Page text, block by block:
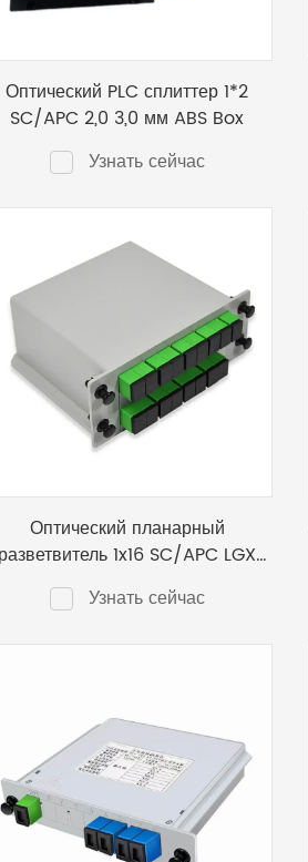
Оптический PLC сплиттер 1*2
SC/APC 2,0 3,0 мм ABS Box
Узнать сейчас
Оптический планарный
1x16 SC/APC LGX
Узнать сейчас